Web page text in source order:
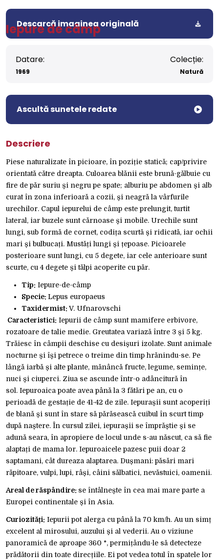
Descarcă imaginea originală
Iepure de câmp
Datare:
1969
Colecție:
Natură
Ascultă sunetele redate
Descriere
Piese naturalizate în picioare, în poziție statică; cap/privire
orientată către dreapta. Culoarea blănii este brună-gălbuie cu
fire de păr suriu și negru pe spate; alburiu pe abdomen și alb
curat în zona inferioară a cozii, și neagră la vârfurile
urechilor. Capul iepurelui de câmp este prelungit, turtit
lateral, iar buzele sunt cărnoase și mobile. Urechile sunt
lungi, sub formă de cornet, codița scurtă și ridicată, iar ochii
mari și bulbucați. Mustăți lungi și țepoase. Picioarele
posterioare sunt lungi, cu 5 degete, iar cele anterioare sunt
scurte, cu 4 degete și tălpi acoperite cu păr.
Tip: Iepure-de-câmp
Specie: Lepus europaeus
Taxidermist: V. Ufnarovschi
Caracteristici: Iepurii de câmp sunt mamifere erbivore,
rozatoare de talie medie. Greutatea variază între 3 și 5 kg.
Trăiesc în câmpii deschise cu desișuri izolate. Sunt animale
nocturne și își petrece o treime din timp hrănindu-se. Pe
lângă iarbă și alte plante, mănâncă fructe, legume, semințe,
nuci și ciuperci. Ziua se ascunde într-o adâncitură în
sol. Iepuroaica poate avea până la 3 fătări pe an, cu o
perioadă de gestație de 41-42 de zile. Iepurașii sunt acoperiți
de blană și sunt în stare să părăsească cuibul în scurt timp
după naștere. În cursul zilei, iepurașii se împrăștie și se
adună seara, în apropiere de locul unde s-au născut, ca să fie
alaptați de mama lor. Iepuroaicele pazesc puii doar 2
saptamani, cât dureaza alaptarea. Dușmani: păsări mari
răpitoare, vulpi, lupi, râși, câini sălbatici, nevăstuici, oamenii.
Areal de răspândire: se întâlnește în cea mai mare parte a
Europei continentale și în Asia.
Curiozități: Iepurii pot alerga cu până la 70 km/h. Au un simț
excelent al mirosului, auzului și al vederii. Au o viziune
panoramică de aproape 360 ​°, permițându-le să detecteze
prădătorii din toate direcțiile. Ei pot vedea totul în spatele lor